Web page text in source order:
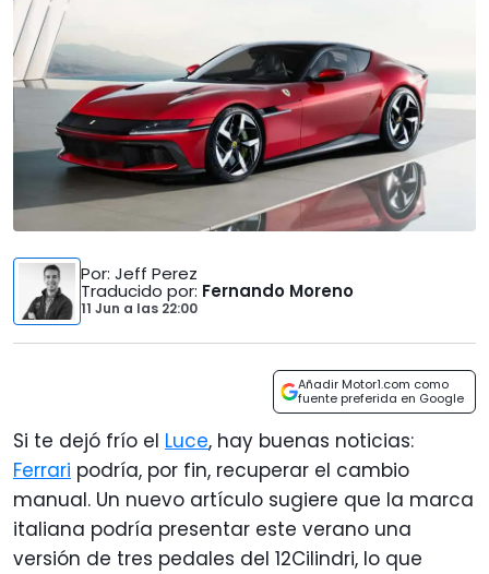
Por: Jeff Perez
Traducido por: Fernando Moreno
11 Jun a las 22:00
Añadir Motor1.com como
fuente preferida en Google
Si te dejó frío el Luce, hay buenas noticias:
Ferrari podría, por fin, recuperar el cambio
manual. Un nuevo artículo sugiere que la marca
italiana podría presentar este verano una
versión de tres pedales del 12Cilindri, lo que